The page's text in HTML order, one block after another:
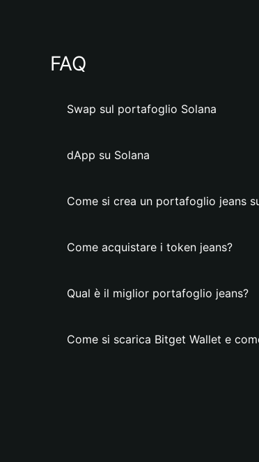
FAQ
Swap sul portafoglio Solana
dApp su Solana
Come si crea un portafoglio jeans
Come acquistare i token jeans?
Qual è il miglior portafoglio jeans?
Come si scarica Bitget Wallet e